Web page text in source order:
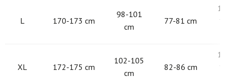
L 170-173 cm
98-101
cm
77-81 cm
XL 172-175 cm
102-105
cm
82-86 cm